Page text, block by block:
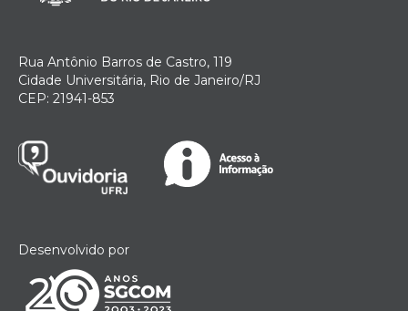
Rua Antônio Barros de Castro, 119
Cidade Universitária, Rio de Janeiro/RJ
CEP: 21941-853
Desenvolvido por